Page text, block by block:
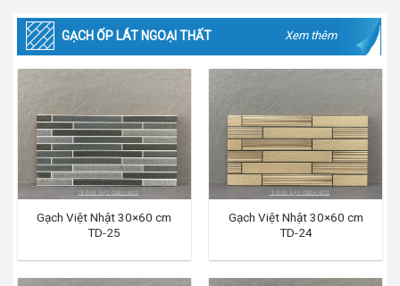
GẠCH ỐP LÁT NGOẠI THẤT Xem thêm
Gạch Việt Nhật 30×60 cm
TD-25
Gạch Việt Nhật 30×60 cm
TD-24